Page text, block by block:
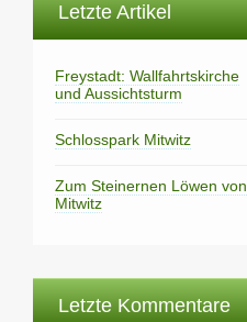
Letzte Artikel
Freystadt: Wallfahrtskirche
und Aussichtsturm
Schlosspark Mitwitz
Zum Steinernen Löwen von
Mitwitz
Letzte Kommentare